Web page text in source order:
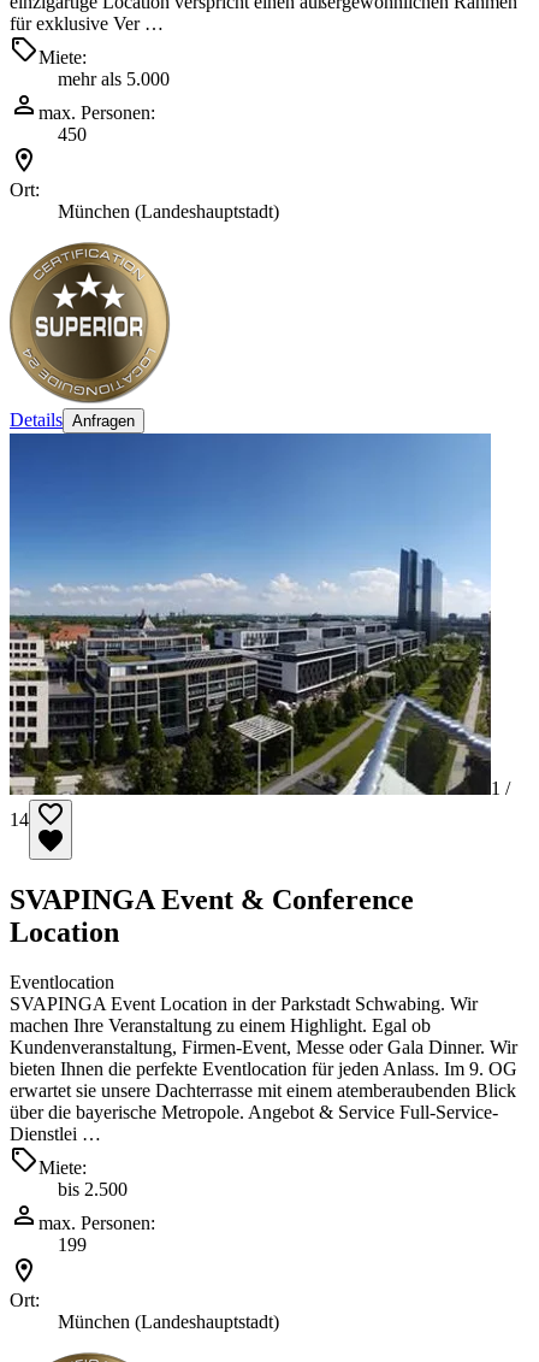
für exklusive Ver …
Miete:
mehr als 5.000
max. Personen:
450
Ort:
München (Landeshauptstadt)
Details Anfragen
1 /
14
SVAPINGA Event & Conference
Location
Eventlocation
SVAPINGA Event Location in der Parkstadt Schwabing. Wir
machen Ihre Veranstaltung zu einem Highlight. Egal ob
Kundenveranstaltung, Firmen-Event, Messe oder Gala Dinner. Wir
bieten Ihnen die perfekte Eventlocation für jeden Anlass. Im 9. OG
erwartet sie unsere Dachterrasse mit einem atemberaubenden Blick
über die bayerische Metropole. Angebot & Service Full-Service-
Dienstlei …
Miete:
bis 2.500
max. Personen:
199
Ort:
München (Landeshauptstadt)